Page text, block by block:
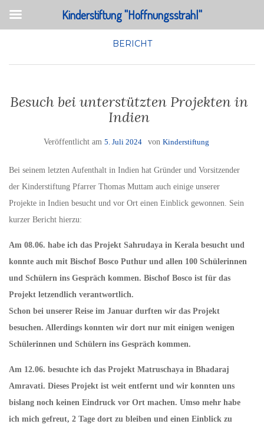
BERICHT
Besuch bei unterstützten Projekten in
Indien
Veröffentlicht am 5. Juli 2024 von Kinderstiftung
Bei seinem letzten Aufenthalt in Indien hat Gründer und Vorsitzender
der Kinderstiftung Pfarrer Thomas Muttam auch einige unserer
Projekte in Indien besucht und vor Ort einen Einblick gewonnen. Sein
kurzer Bericht hierzu:
Am 08.06. habe ich das Projekt Sahrudaya in Kerala besucht und
konnte auch mit Bischof Bosco Puthur und allen 100 Schülerinnen
und Schülern ins Gespräch kommen. Bischof Bosco ist für das
Projekt letzendlich verantwortlich.
Schon bei unserer Reise im Januar durften wir das Projekt
besuchen. Allerdings konnten wir dort nur mit einigen wenigen
Schülerinnen und Schülern ins Gespräch kommen.
Am 12.06. besuchte ich das Projekt Matruschaya in Bhadaraj
Amravati. Dieses Projekt ist weit entfernt und wir konnten uns
bislang noch keinen Eindruck vor Ort machen. Umso mehr habe
ich mich gefreut, 2 Tage dort zu bleiben und einen Einblick zu
Kinderstiftung "Hoffnungsstrahl"